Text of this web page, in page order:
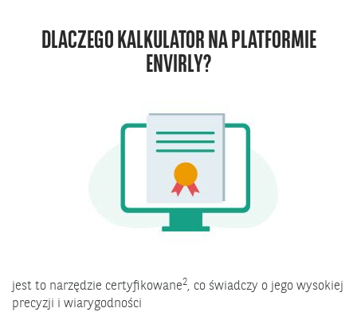
DLACZEGO KALKULATOR NA PLATFORMIE
ENVIRLY?
jest to narzędzie certyfikowane2, co świadczy o jego wysokiej
precyzji i wiarygodności